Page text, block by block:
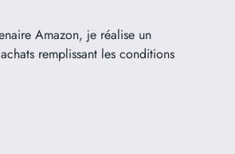
Amazon, je réalise un
remplissant les conditions